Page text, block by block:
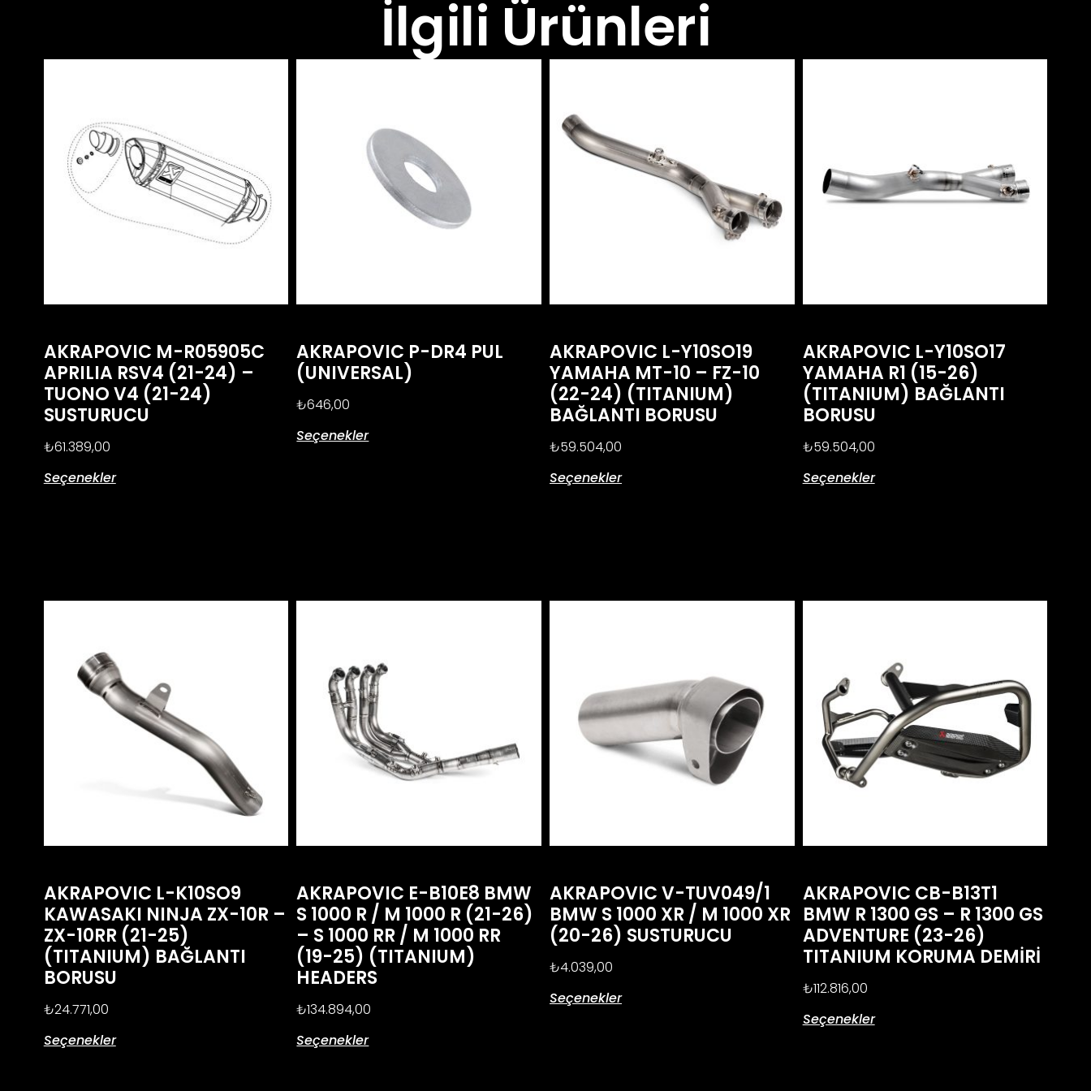
İlgili Ürünleri
AKRAPOVIC M-R05905C
APRILIA RSV4 (21-24) –
TUONO V4 (21-24)
SUSTURUCU
₺61.389,00
Seçenekler
AKRAPOVIC P-DR4 PUL
(UNIVERSAL)
₺646,00
Seçenekler
AKRAPOVIC L-Y10SO19
YAMAHA MT-10 – FZ-10
(22-24) (TITANIUM)
BAĞLANTI BORUSU
₺59.504,00
Seçenekler
AKRAPOVIC L-Y10SO17
YAMAHA R1 (15-26)
(TITANIUM) BAĞLANTI
BORUSU
₺59.504,00
Seçenekler
AKRAPOVIC L-K10SO9
KAWASAKI NINJA ZX-10R –
ZX-10RR (21-25)
(TITANIUM) BAĞLANTI
BORUSU
₺24.771,00
Seçenekler
AKRAPOVIC E-B10E8 BMW
S 1000 R / M 1000 R (21-26)
– S 1000 RR / M 1000 RR
(19-25) (TITANIUM)
HEADERS
₺134.894,00
Seçenekler
AKRAPOVIC V-TUV049/1
BMW S 1000 XR / M 1000 XR
(20-26) SUSTURUCU
₺4.039,00
Seçenekler
AKRAPOVIC CB-B13T1
BMW R 1300 GS – R 1300 GS
ADVENTURE (23-26)
TITANIUM KORUMA DEMİRİ
₺112.816,00
Seçenekler